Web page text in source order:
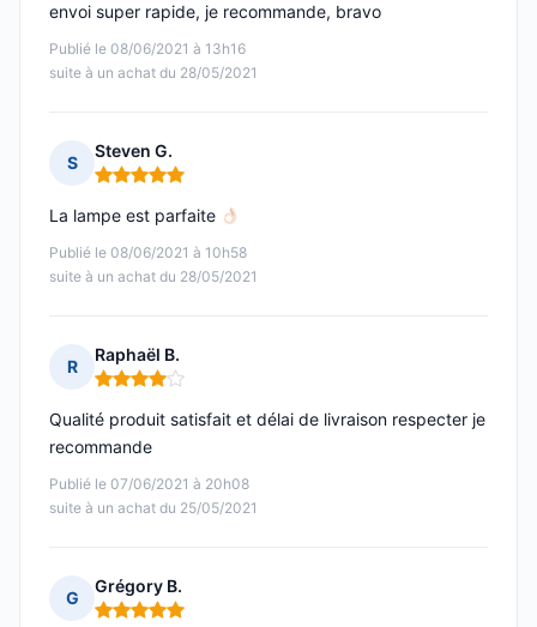
Publié le 08/06/2021 à 13h16
suite à un achat du 28/05/2021
envoi super rapide, je recommande, bravo
S
Steven G.
Note : 5 sur 5
Publié le 08/06/2021 à 10h58
suite à un achat du 28/05/2021
La lampe est parfaite
R
Raphaël B.
Note : 4 sur 5
Publié le 07/06/2021 à 20h08
suite à un achat du 25/05/2021
Qualité produit satisfait et délai de livraison respecter je
recommande
G
Grégory B.
Note : 5 sur 5